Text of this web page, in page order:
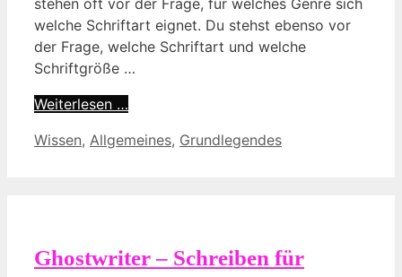
stehen oft vor der Frage, für welches Genre sich
welche Schriftart eignet. Du stehst ebenso vor
der Frage, welche Schriftart und welche
Schriftgröße …
Weiterlesen …
Kategorien
Wissen, Allgemeines, Grundlegendes
Ghostwriter – Schreiben für